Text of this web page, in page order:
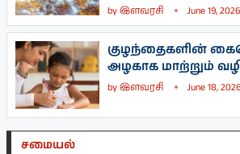
byஇளவரசி June 19, 2026
குழந்தைகளின்
அழகாக மாற்றும்
byஇளவரசி June 18, 2026
சமையல்